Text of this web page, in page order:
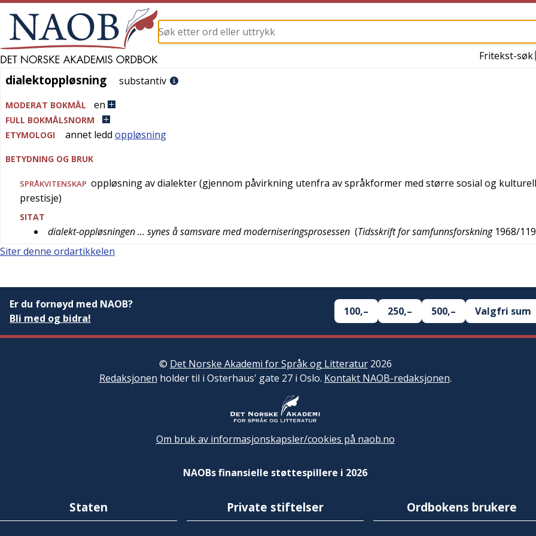
Fritekst-søk
dialektoppløsning
dialektoppløsning substantiv
MODERAT BOKMÅL en
FULL BOKMÅLSNORM
ETYMOLOGI
annet ledd oppløsning
BETYDNING OG BRUK
SPRÅKVITENSKAP oppløsning av dialekter (gjennom påvirkning utenfra av språkformer med større sosial og kulturell
prestisje)
SITAT
dialekt-oppløsningen … synes å samsvare med moderniseringsprosessen (Tidsskrift for samfunnsforskning 1968/119
Siter denne ordartikkelen
Er du fornøyd med NAOB?
Bli med og bidra!
100,– 250,– 500,– Valgfri sum
© Det Norske Akademi for Språk og Litteratur2026
Redaksjonen holder til i Osterhaus' gate 27 i Oslo. Kontakt NAOB-redaksjonen.
Om bruk av informasjonskapsler/cookies på naob.no
NAOBs finansielle støttespillere i 2026
Staten Private stiftelser Ordbokens brukere